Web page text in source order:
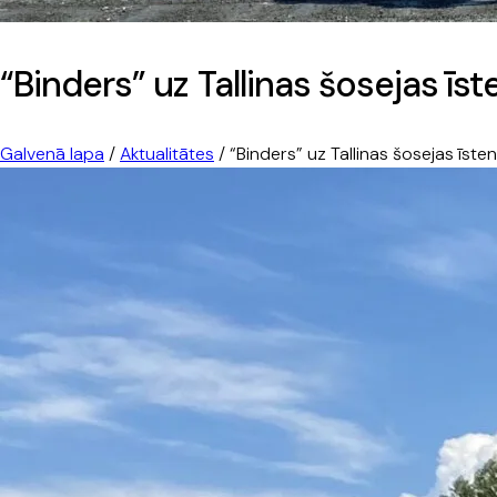
“Binders” uz Tallinas šosejas
Galvenā lapa /Aktualitātes /“Binders” uz Tallinas šosejas